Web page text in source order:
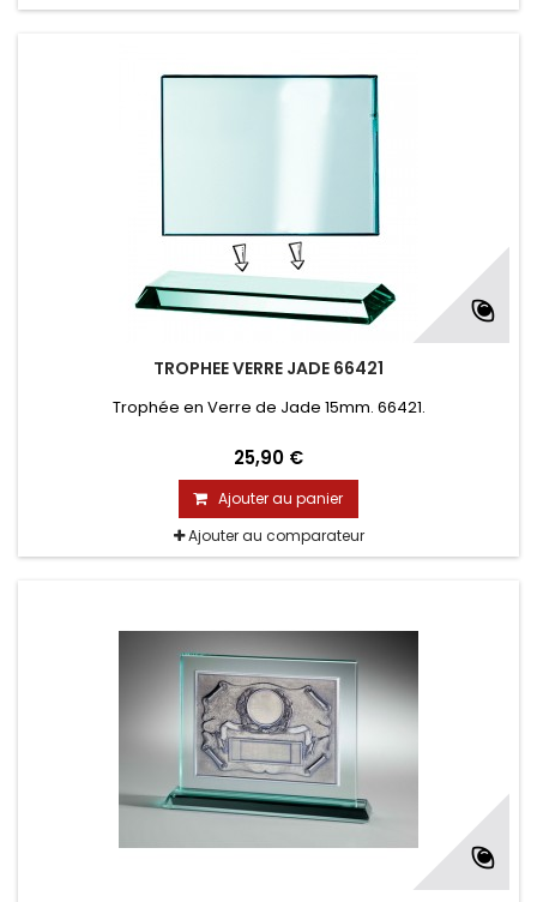
TROPHEE VERRE JADE 66421
Trophée en Verre de Jade 15mm. 66421.
25,90 €
Ajouter au panier
Ajouter au comparateur